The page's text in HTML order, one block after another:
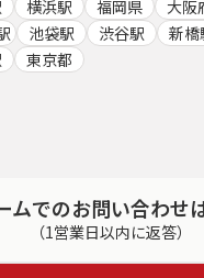
横浜駅 福岡県 大阪
池袋駅 渋谷駅 新橋
東京都
ムでのお問い合わせ
（1営業日以内に返答）